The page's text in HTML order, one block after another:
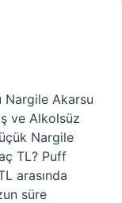
Nargile Akarsu
ve Alkolsüz
Nargile
TL? Puff
arasında
süre